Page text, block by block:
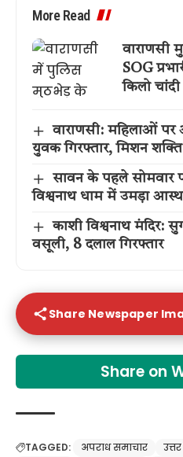
More Read
वाराणसी
SOG
किलो
वाराणसी: महिलाओं पर
युवक गिरफ्तार, मिशन शक्ति
सावन के पहले सोमवार
विश्वनाथ धाम में उमड़ा
काशी विश्वनाथ मंदिर:
वसूली, 8 दलाल गिरफ्तार
Share Newspaper
Share on
TAGGED: अपराध समाचार